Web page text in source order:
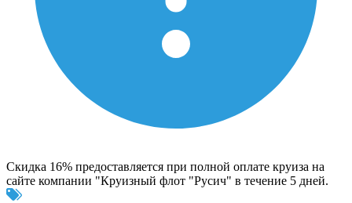
Скидка 16% предоставляется при полной оплате круиза на
сайте компании "Круизный флот "Русич" в течение 5 дней.